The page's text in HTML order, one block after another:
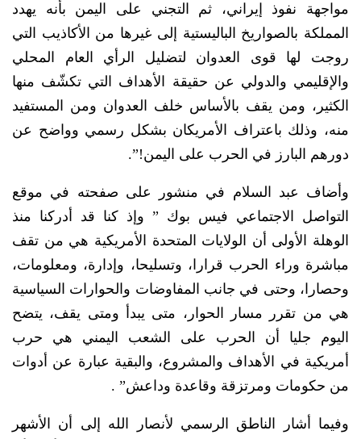
مواجهة نفوذ إيراني، ثم التجني على اليمن بأنه يهدد
المملكة بالصواريخ الباليستية إلى غيرها من الأكاذيب التي
روجت لها قوى العدوان لتضليل الرأي العام المحلي
والإقليمي والدولي عن حقيقة الأهداف التي تكشّف منها
الكثير، ومن يقف بالأساس خلف العدوان ومن المستفيد
منه، وذلك باعتراف الأمريكان بشكل رسمي وواضح عن
دورهم البارز في الحرب على اليمن!”.
وأضاف عبد السلام في منشور على صفحته في موقع
التواصل الاجتماعي فيس بوك ” وإذ كنا قد أدركنا منذ
الوهلة الأولى أن الولايات المتحدة الأمريكية هي من تقف
مباشرة وراء الحرب قرارا، وتسليحا، وإدارة، ومعلومات،
وحصارا، وحتى في جانب المفاوضات والحوارات السياسية
هي من تقرر مسار الحوار، متى يبدأ ومتى يقف، يتضح
اليوم جليا أن الحرب على الشعب اليمني هي حرب
أمريكية في الأهداف والمشروع، والبقية عبارة عن أدوات
من حكومات ومرتزقة وقاعدة وداعش” .
وفيما أشار الناطق الرسمي لأنصار الله إلى أن الأشهر